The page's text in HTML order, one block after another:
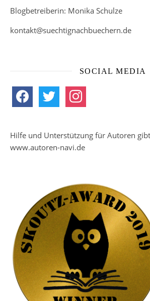
Blogbetreiberin: Monika Schulze
kontakt@suechtignachbuechern.de
SOCIAL MEDIA
facebook twitter instagram
Hilfe und Unterstützung für Autoren
www.autoren-navi.de